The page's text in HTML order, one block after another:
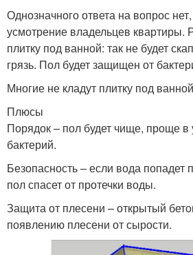
Однозначного ответа на вопрос
усмотрение владельцев квартиры.
плитку под ванной: так не будет
грязь. Пол будет защищен от
Многие не кладут плитку под
Плюсы
Порядок – пол будет чище, проще
бактерий.
Безопасность – если вода попадет
пол спасет от протечки воды.
Защита от плесени – открытый
появлению плесени от сырости.